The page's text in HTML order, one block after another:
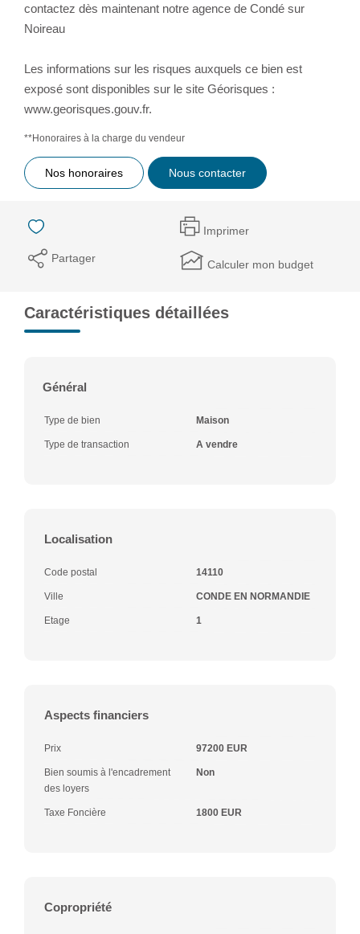
contactez dès maintenant notre agence de Condé sur
Noireau
Les informations sur les risques auxquels ce bien est
exposé sont disponibles sur le site Géorisques :
www.georisques.gouv.fr.
**Honoraires à la charge du vendeur
Nos honoraires Nous contacter
Imprimer
Partager Calculer mon budget
Caractéristiques détaillées
Général
Type de bien Maison
Type de transaction A vendre
Localisation
Code postal 14110
Ville CONDE EN NORMANDIE
Etage 1
Aspects financiers
Prix 97200 EUR
Bien soumis à l'encadrement
des loyers
Non
Taxe Foncière 1800 EUR
Copropriété